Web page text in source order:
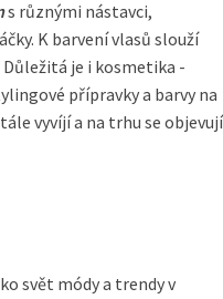
s různými nástavci,
K barvení vlasů slouží
je i kosmetika -
přípravky a barvy na
vyvíjí a na trhu se objevují
svět módy a trendy v